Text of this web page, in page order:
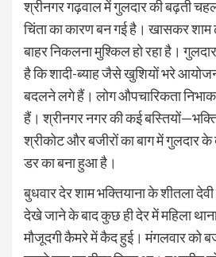
श्रीनगर गढ़वाल में गुलदार की बढ़ती
चिंता का कारण बन गई है। खासकर शाम
बाहर निकलना मुश्किल हो रहा है।
है कि शादी-ब्याह जैसे खुशियों भरे
बदलने लगे हैं। लोग औपचारिकता
हैं। श्रीनगर नगर की कई
श्रीकोट और बजीरों का बाग में गुलदार के
डर का बना हुआ है।
बुधवार देर शाम भक्तियाना के शीतला
देखे जाने के बाद कुछ ही देर में महिला
मौजूदगी कैमरे में कैद हुई। मंगलवार को